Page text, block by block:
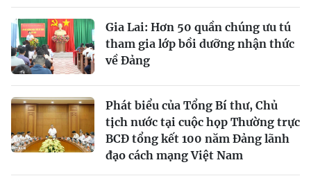
Gia Lai: Hơn 50 quần chúng ưu tú
tham gia lớp bồi dưỡng nhận thức
về Đảng
Phát biểu của Tổng Bí thư, Chủ
tịch nước tại cuộc họp Thường trực
BCĐ tổng kết 100 năm Đảng lãnh
đạo cách mạng Việt Nam